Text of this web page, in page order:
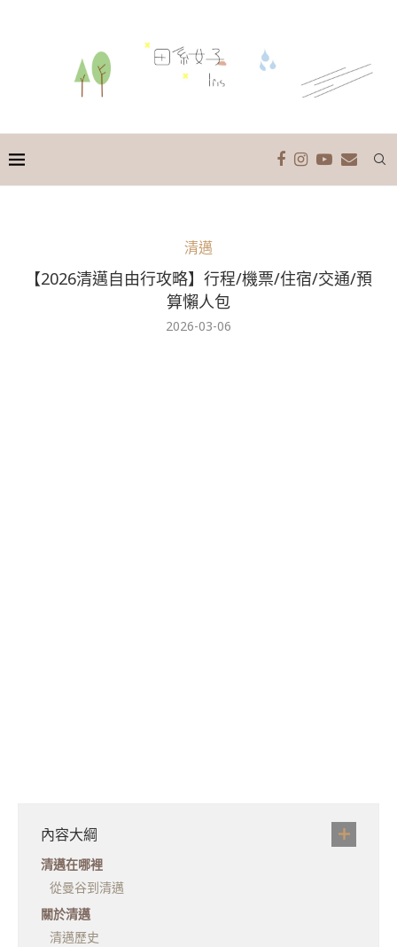
清邁
【2026清邁自由行攻略】行程/機票/住宿/交通/預
算懶人包
2026-03-06
內容大綱
清邁在哪裡
從曼谷到清邁
關於清邁
清邁歷史